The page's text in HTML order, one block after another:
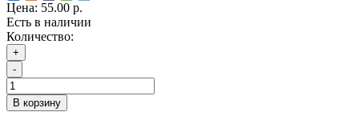
Цена: 55.00 р.
Есть в наличии
Количество:
+
-
В корзину